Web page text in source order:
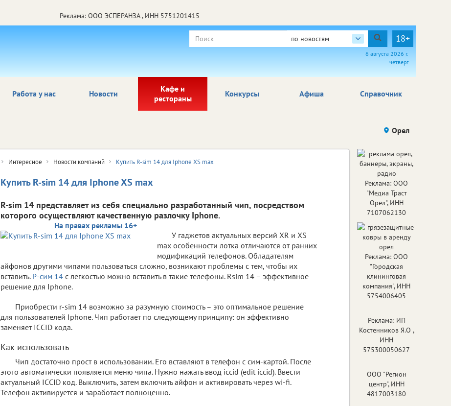
Реклама: ООО ЭСПЕРАНЗА , ИНН 5751201415
по новостям 18+
6 августа 2026 г.
четверг
Работа у нас Новости
Кафе и
рестораны
Афиша Справочник
Конкурсы
Орел
Интересное Новости компаний Купить R-sim 14 для Iphone XS max
Купить R-sim 14 для Iphone XS max
R-sim 14 представляет из себя специально разработанный чип, посредством
которого осуществляют качественную разлочку Iphone.
На правах рекламы 16+
У гаджетов актуальных версий XR и XS
max особенности лотка отличаются от ранних
модификаций телефонов. Обладателям
айфонов другими чипами пользоваться сложно, возникают проблемы с тем, чтобы их
вставить. Р-сим 14 с легкостью можно вставить в такие телефоны. Rsim 14 – эффективное
решение для Iphone.
Приобрести r-sim 14 возможно за разумную стоимость – это оптимальное решение
для пользователей Iphone. Чип работает по следующему принципу: он эффективно
заменяет ICCID кода.
Как использовать
Чип достаточно прост в использовании. Его вставляют в телефон с сим-картой. После
этого автоматически появляется меню чипа. Нужно нажать ввод iccid (edit iccid). Ввести
актуальный ICCID код. Выключить, затем включить айфон и активировать через wi-fi.
Телефон активируется и заработает полноценно.
Реклама: ООО
"Медиа Траст
Орёл", ИНН
7107062130
Реклама: ООО
"Городская
клининговая
компания", ИНН
5754006405
Реклама: ИП
Костенников Я.О ,
ИНН
575300050627
ООО "Регион
центр", ИНН
4817003180